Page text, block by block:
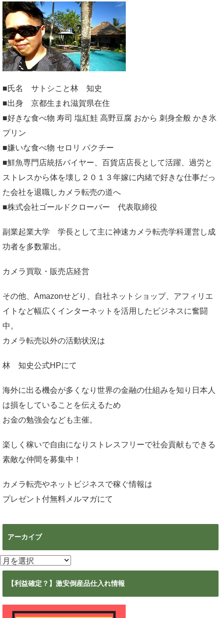
■氏名 サトシこと林 知史
■出身 京都生まれ滋賀県在住
■好きな食べ物 寿司 塩紅鮭 高野豆腐 おから 刺身全般 かき氷
プリン
■嫌いな食べ物 セロリ パクチー
■鮮魚専門店統括バイヤー、百貨店店長として活躍、過労と
ストレスから体を壊し２０１３年嫁に内緒で好きな仕事だっ
た会社を退職しカメラ転売の道へ
■株式会社ゴールドクローバー 代表取締役
副業起業大学 学長として主に神速カメラ転売学科運営し成
功者を多数輩出。
カメラ買取・販売店経営
その他、Amazonせどり、自社ネットショップ、アフィリエ
イトなど幅広くインターネットを活用したビジネスに奮闘
中。
カメラ転売以外の活動状況は
林 知史公式HPにて
海外に出る機会が多くなり世界の金融の仕組みを知り日本人
は損をしていることを伝えるため
お金の勉強会なども主催。
楽しく稼いで自由になりストレスフリーで社会貢献もできる
素敵な仲間を募集中！
カメラ転売やネットビジネスで稼ぐ情報は
プレゼント付無料メルマガにて
アーカイブ
ア
ー
【利益確定？】激安倒産品仕入れ情報